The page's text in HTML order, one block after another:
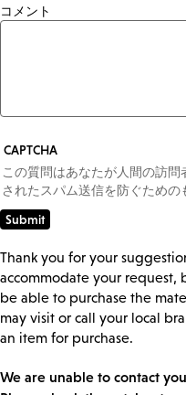
コメント
CAPTCHA
この質問はあなたが人間の訪
されたスパム送信を防ぐための
Thank you for your
accommodate your request,
be able to purchase the
may visit or call your local
an item for purchase.
We are unable to contact